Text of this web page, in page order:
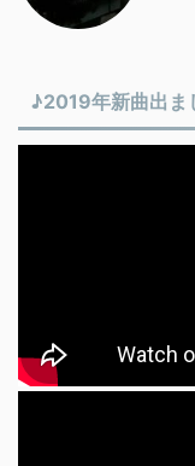
♪2019年新曲出ま